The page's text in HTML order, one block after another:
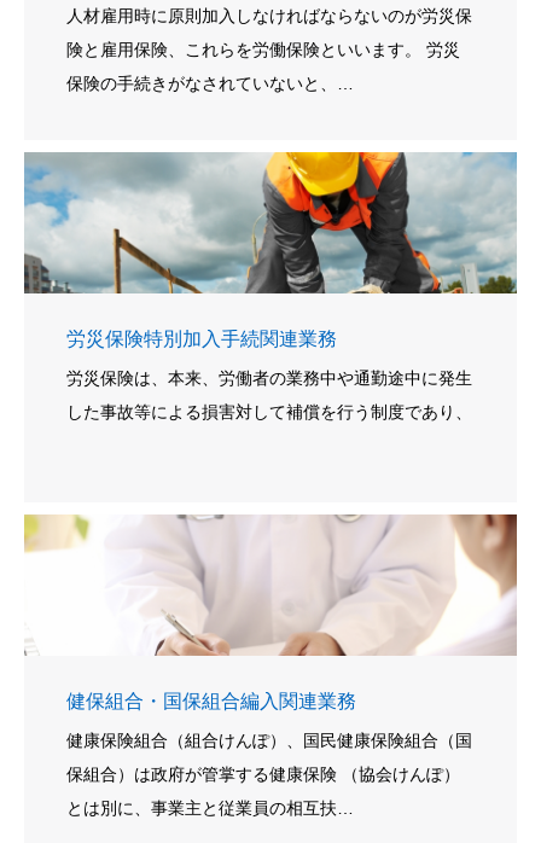
人材雇用時に原則加入しなければならないのが労災保
険と雇用保険、これらを労働保険といいます。 労災
保険の手続きがなされていないと、…
労災保険特別加入手続関連業務
労災保険は、本来、労働者の業務中や通勤途中に発生
した事故等による損害対して補償を行う制度であり、
健保組合・国保組合編入関連業務
健康保険組合（組合けんぽ）、国民健康保険組合（国
保組合）は政府が管掌する健康保険 （協会けんぽ）
とは別に、事業主と従業員の相互扶…